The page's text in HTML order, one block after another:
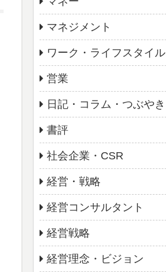
マネジメント
ワーク・ライフスタイル
営業
日記・コラム・つぶやき
書評
社会企業・CSR
経営・戦略
経営コンサルタント
経営戦略
経営理念・ビジョン